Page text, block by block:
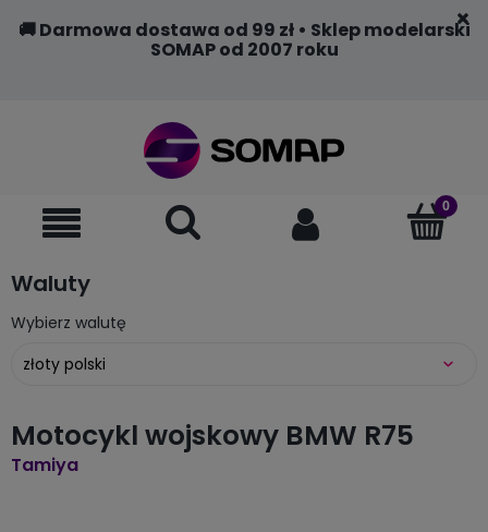
🚚 Darmowa dostawa od 99 zł • Sklep modelarski
SOMAP od 2007 roku
Waluty
Wybierz walutę
Motocykl wojskowy BMW R75
Tamiya